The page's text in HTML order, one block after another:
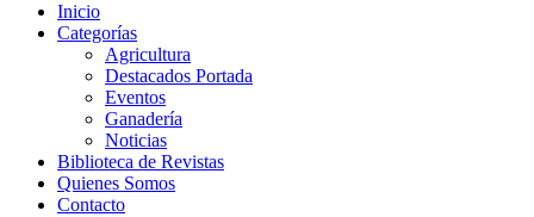
Inicio
Categorías
Agricultura
Destacados Portada
Eventos
Ganadería
Noticias
Biblioteca de Revistas
Quienes Somos
Contacto